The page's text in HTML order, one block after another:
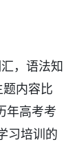
，语法知
内容比
年高考考
习培训的